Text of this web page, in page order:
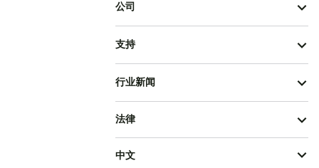
公司
支持
行业新闻
法律
中文